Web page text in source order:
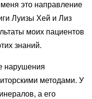
это направление
Луизы Хей и Лиз
моих пациентов
знаний.
нарушения
методами. У
а его